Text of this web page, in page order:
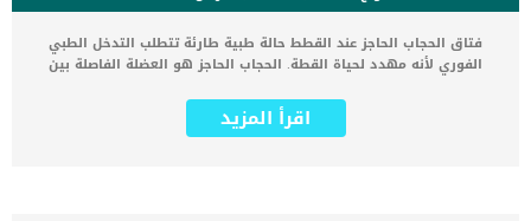
فتاق الحجاب الحاجز عند القطط حالة طبية طارئة تتطلب التدخل الطبي
الفوري لأنه مهدد لحياة القطة. الحجاب الحاجز هو العضلة الفاصلة بين
ثبات الأعضاء فى مكانها ومنع بروز الأعضاء. فتاق الحجاب الحاجز عند
القطط يصيبه خلل فى وظيفته و يسمح ببروز العضو عبر الجدار العضلي
اقرأ المزيد